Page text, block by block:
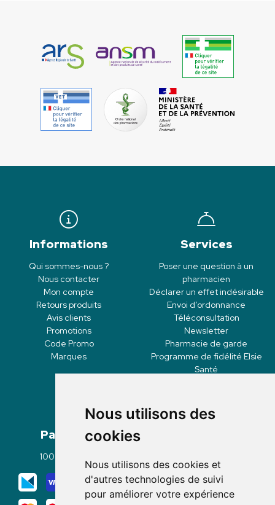
Nous utilisons des
cookies
Nous utilisons des cookies et
d'autres technologies de suivi
pour améliorer votre expérience
Informations
Qui sommes-nous ?
Nous contacter
Mon compte
Retours produits
Avis clients
Promotions
Code Promo
Marques
Services
Poser une question à un
pharmacien
Déclarer un effet indésirable
Envoi d’ordonnance
Téléconsultation
Newsletter
Pharmacie de garde
Programme de fidélité Elsie
Santé
Paiement
100% sécurisé
Mode de livraison